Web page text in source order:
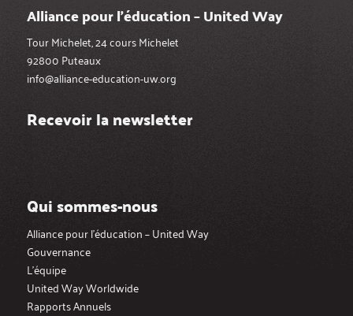
Alliance pour l’éducation – United Way
Tour Michelet, 24 cours Michelet
92800 Puteaux
info@alliance-education-uw.org
Recevoir la newsletter
Qui sommes-nous
Alliance pour l’éducation – United Way
Gouvernance
L’équipe
United Way Worldwide
Rapports Annuels